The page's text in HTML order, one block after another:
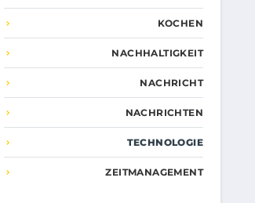
KOCHEN
NACHHALTIGKEIT
NACHRICHT
NACHRICHTEN
TECHNOLOGIE
ZEITMANAGEMENT